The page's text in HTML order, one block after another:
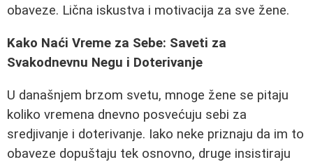
obaveze. Lična iskustva i motivacija za sve žene.
Kako Naći Vreme za Sebe: Saveti za
Svakodnevnu Negu i Doterivanje
U današnjem brzom svetu, mnoge žene se pitaju
koliko vremena dnevno posvećuju sebi za
sredjivanje i doterivanje. Iako neke priznaju da im to
obaveze dopuštaju tek osnovno, druge insistiraju